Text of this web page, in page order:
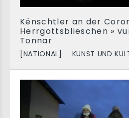
Kënschtler an der
Herrgottsblieschen »
Tonnar
[NATIONAL] KUNST UND